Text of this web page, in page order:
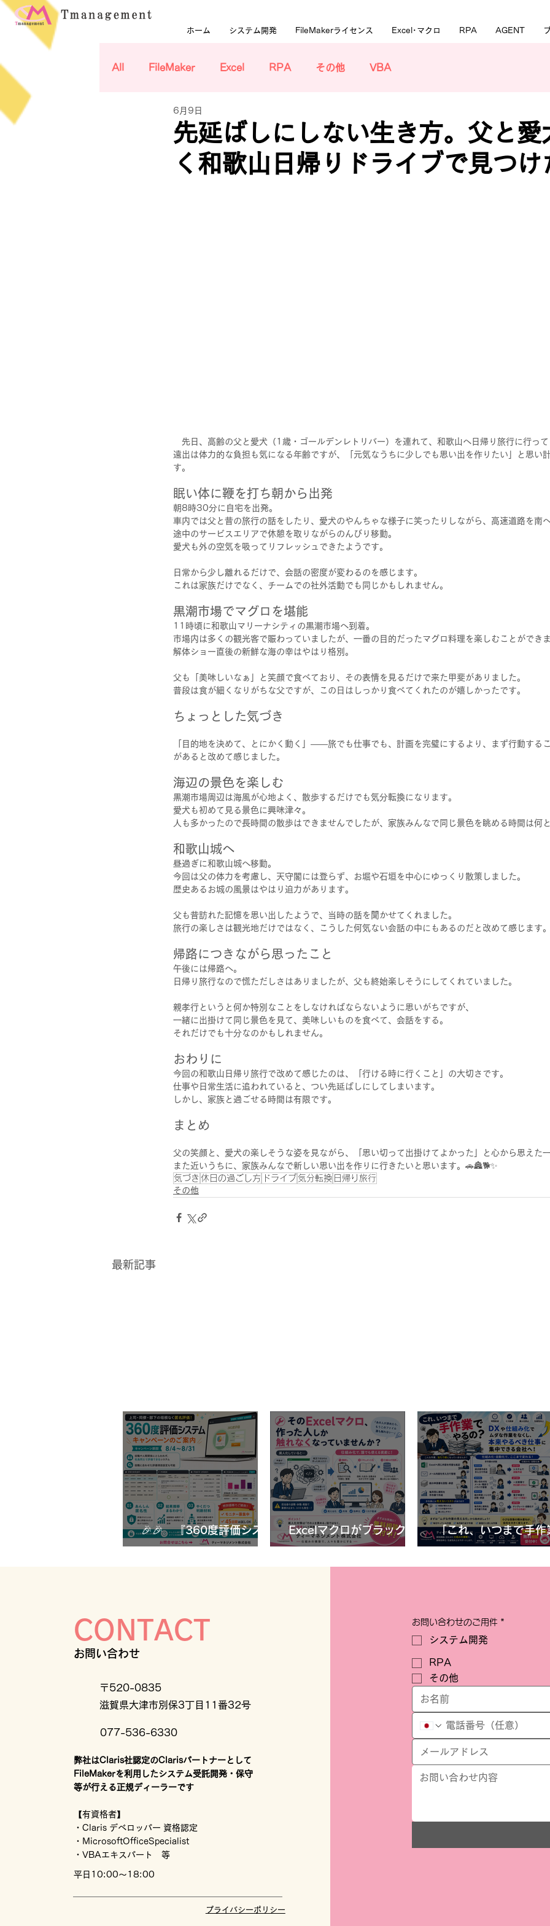
ホーム システム開発 FileMakerライセンス Excel･マクロ RPA AGENT
All FileMaker Excel RPA その他 VBA
先延ばしにしない生き方。父と愛
く和歌山日帰りドライブで見つけ
6月9日
先日、高齢の父と愛犬（1歳・ゴールデンレトリバー）を連れて、和歌山へ日帰り旅行に行っ
遠出は体力的な負担も気になる年齢ですが、「元気なうちに少しでも思い出を作りたい」と思い
す。
眠い体に鞭を打ち朝から出発
朝8時30分に自宅を出発。
車内では父と昔の旅行の話をしたり、愛犬のやんちゃな様子に笑ったりしながら、高速道路を南
途中のサービスエリアで休憩を取りながらのんびり移動。
愛犬も外の空気を吸ってリフレッシュできたようです。
日常から少し離れるだけで、会話の密度が変わるのを感じます。
これは家族だけでなく、チームでの社外活動でも同じかもしれません。
黒潮市場でマグロを堪能
11時頃に和歌山マリーナシティの黒潮市場へ到着。
市場内は多くの観光客で賑わっていましたが、一番の目的だったマグロ料理を楽しむことができ
解体ショー直後の新鮮な海の幸はやはり格別。
父も「美味しいなぁ」と笑顔で食べており、その表情を見るだけで来た甲斐がありました。
普段は食が細くなりがちな父ですが、この日はしっかり食べてくれたのが嬉しかったです。
ちょっとした気づき
「目的地を決めて、とにかく動く」——旅でも仕事でも、計画を完璧にするより、まず行動する
があると改めて感じました。
海辺の景色を楽しむ
黒潮市場周辺は海風が心地よく、散歩するだけでも気分転換になります。
愛犬も初めて見る景色に興味津々。
人も多かったので長時間の散歩はできませんでしたが、家族みんなで同じ景色を眺める時間は何
和歌山城へ
昼過ぎに和歌山城へ移動。
今回は父の体力を考慮し、天守閣には登らず、お堀や石垣を中心にゆっくり散策しました。
歴史あるお城の風景はやはり迫力があります。
父も昔訪れた記憶を思い出したようで、当時の話を聞かせてくれました。
旅行の楽しさは観光地だけではなく、こうした何気ない会話の中にもあるのだと改めて感じます
帰路につきながら思ったこと
午後には帰路へ。
日帰り旅行なので慌ただしさはありましたが、父も終始楽しそうにしてくれていました。
親孝行というと何か特別なことをしなければならないように思いがちですが、
一緒に出掛けて同じ景色を見て、美味しいものを食べて、会話をする。
それだけでも十分なのかもしれません。
おわりに
今回の和歌山日帰り旅行で改めて感じたのは、「行ける時に行くこと」の大切さです。
仕事や日常生活に追われていると、つい先延ばしにしてしまいます。
しかし、家族と過ごせる時間は有限です。
まとめ
父の笑顔と、愛犬の楽しそうな姿を見ながら、「思い切って出掛けてよかった」と心から思えた
また近いうちに、家族みんなで新しい思い出を作りに行きたいと思います。🚗🏯🐕✨
気づき 休日の過ごし方 ドライブ 気分転換 日帰り旅行
その他
最新記事
🎉🎉 『360度評価システ
Excelマクロがブラックボ
「これ、いつまで手作
CONTACT
お問い合わせ
〒520-0835
滋賀県大津市別保3丁目11番32号
077-536-6330
弊社はClaris社認定のClarisパートナーとして
FileMakerを利用したシステム受託開発・保守
等が行える正規ディーラーです
【有資格者】
・Claris デベロッパー 資格認定
・MicrosoftOfficeSpecialist
・VBAエキスパート 等
平日10:00～18:00
プライバシーポリシー
お問い合わせのご用件 *
システム開発
RPA
その他